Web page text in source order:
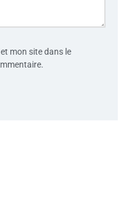
mon site dans le